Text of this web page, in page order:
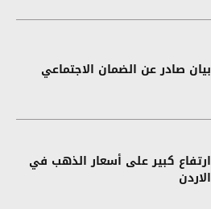
بيان صادر عن الضمان الاجتماعي
ارتفاع كبير على أسعار الذهب في
الاردن